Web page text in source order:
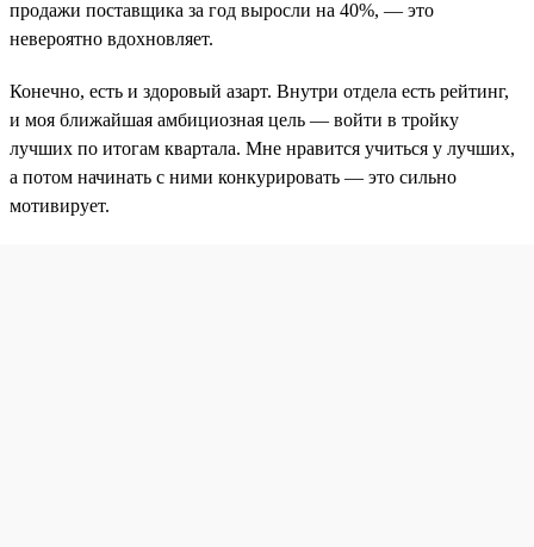
продажи поставщика за год выросли на 40%, — это
невероятно вдохновляет.
Конечно, есть и здоровый азарт. Внутри отдела есть рейтинг,
и моя ближайшая амбициозная цель — войти в тройку
лучших по итогам квартала. Мне нравится учиться у лучших,
а потом начинать с ними конкурировать — это сильно
мотивирует.